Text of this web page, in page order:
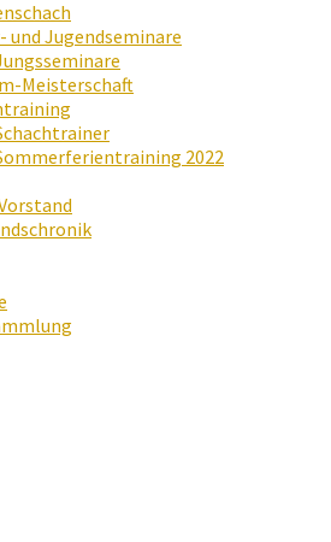
und Jugendseminare
Meisterschaft
2022